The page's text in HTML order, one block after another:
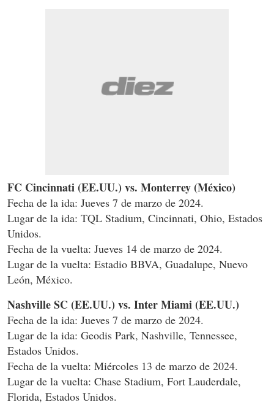
FC Cincinnati (EE.UU.) vs. Monterrey (México)
Fecha de la ida: Jueves 7 de marzo de 2024.
Lugar de la ida: TQL Stadium, Cincinnati, Ohio, Estados
Unidos.
Fecha de la vuelta: Jueves 14 de marzo de 2024.
Lugar de la vuelta: Estadio BBVA, Guadalupe, Nuevo
León, México.
Nashville SC (EE.UU.) vs. Inter Miami (EE.UU.)
Fecha de la ida: Jueves 7 de marzo de 2024.
Lugar de la ida: Geodis Park, Nashville, Tennessee,
Estados Unidos.
Fecha de la vuelta: Miércoles 13 de marzo de 2024.
Lugar de la vuelta: Chase Stadium, Fort Lauderdale,
Florida, Estados Unidos.